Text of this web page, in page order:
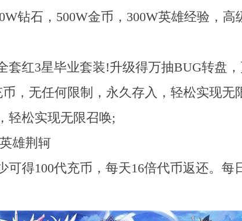
钻石，500W金币，300W英雄经验，
红3星毕业套装!升级得万抽BUG转盘
，无任何限制，永久存入，轻松实现无
轻松实现无限召唤;
雄荆轲
得100代充币，每天16倍代币返还。